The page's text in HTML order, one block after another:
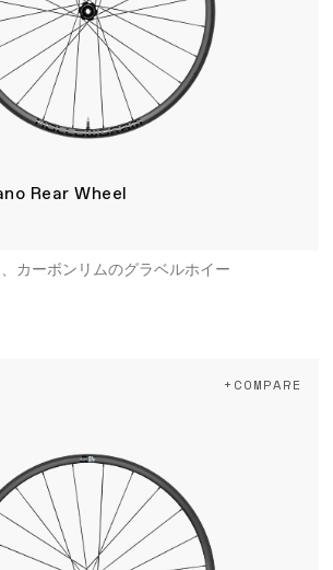
Rear Wheel
カーボンリムのグラベルホイー
+COMPARE